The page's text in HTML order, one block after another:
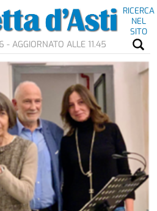
RICERCA
NEL
SITO
AGGIORNATO ALLE 11.45